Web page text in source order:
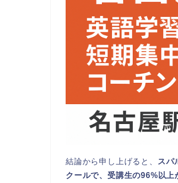
結論から申し上げると、
スパ
クールで、受講生の96%以